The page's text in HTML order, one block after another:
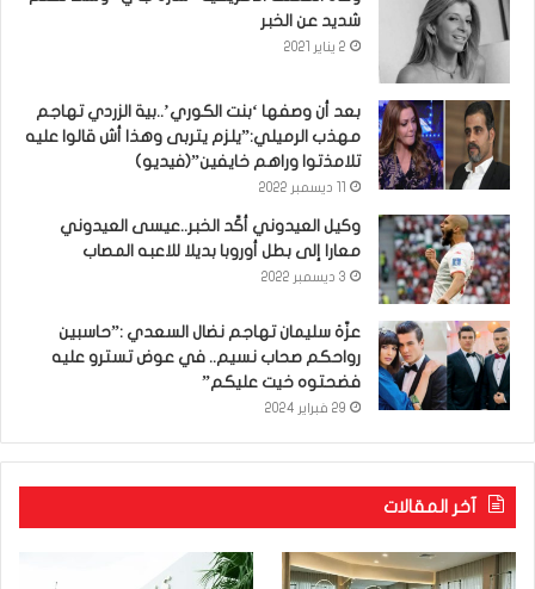
شديد عن الخبر
2 يناير 2021
بعد أن وصفها ‘بنت الكوري’..بية الزردي تهاجم
مهذب الرميلي:”يلزم يتربى وهذا أش قالوا عليه
تلامذتوا وراهم خايفين”(فيديو)
وكيل العيدوني أكّد الخبر..عيسى العيدوني
معارا إلى بطل أوروبا بديلا للاعبه المصاب
3 ديسمبر 2022
عزّة سليمان تهاجم نضال السعدي :”حاسبين
رواحكم صحاب نسيم.. في عوض تسترو عليه
فضحتوه خيت عليكم”
29 فبراير 2024
آخر المقالات